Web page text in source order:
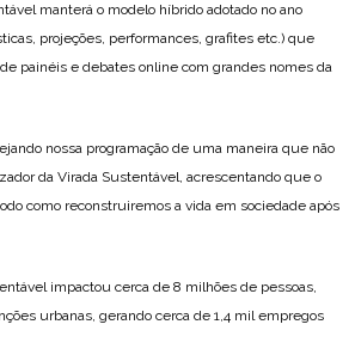
manterá o modelo híbrido adotado no ano
projeções, performances, grafites etc.) que
painéis e debates online com grandes nomes da
nossa programação de uma maneira que não
da Virada Sustentável, acrescentando que o
como reconstruiremos a vida em sociedade após
impactou cerca de 8 milhões de pessoas,
urbanas, gerando cerca de 1,4 mil empregos